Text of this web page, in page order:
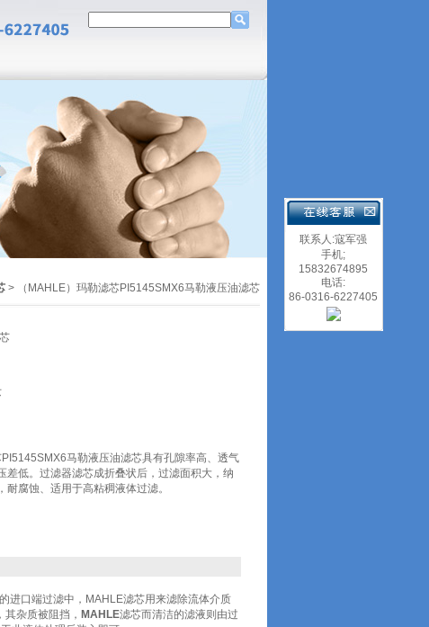
> （MAHLE）玛勒滤芯PI5145SMX6马勒液压油滤芯
PI5145SMX6马勒液压油滤芯具有孔隙率高、透气
差低。过滤器滤芯成折叠状后，过滤面积大，纳
耐腐蚀、适用于高粘稠液体过滤。
进口端过滤中，MAHLE滤芯用来滤除流体介质
杂质被阻挡， MAHLE滤芯而清洁的滤液则由过
联系人:寇军强
手机;
15832674895
电话:
86-0316-6227405